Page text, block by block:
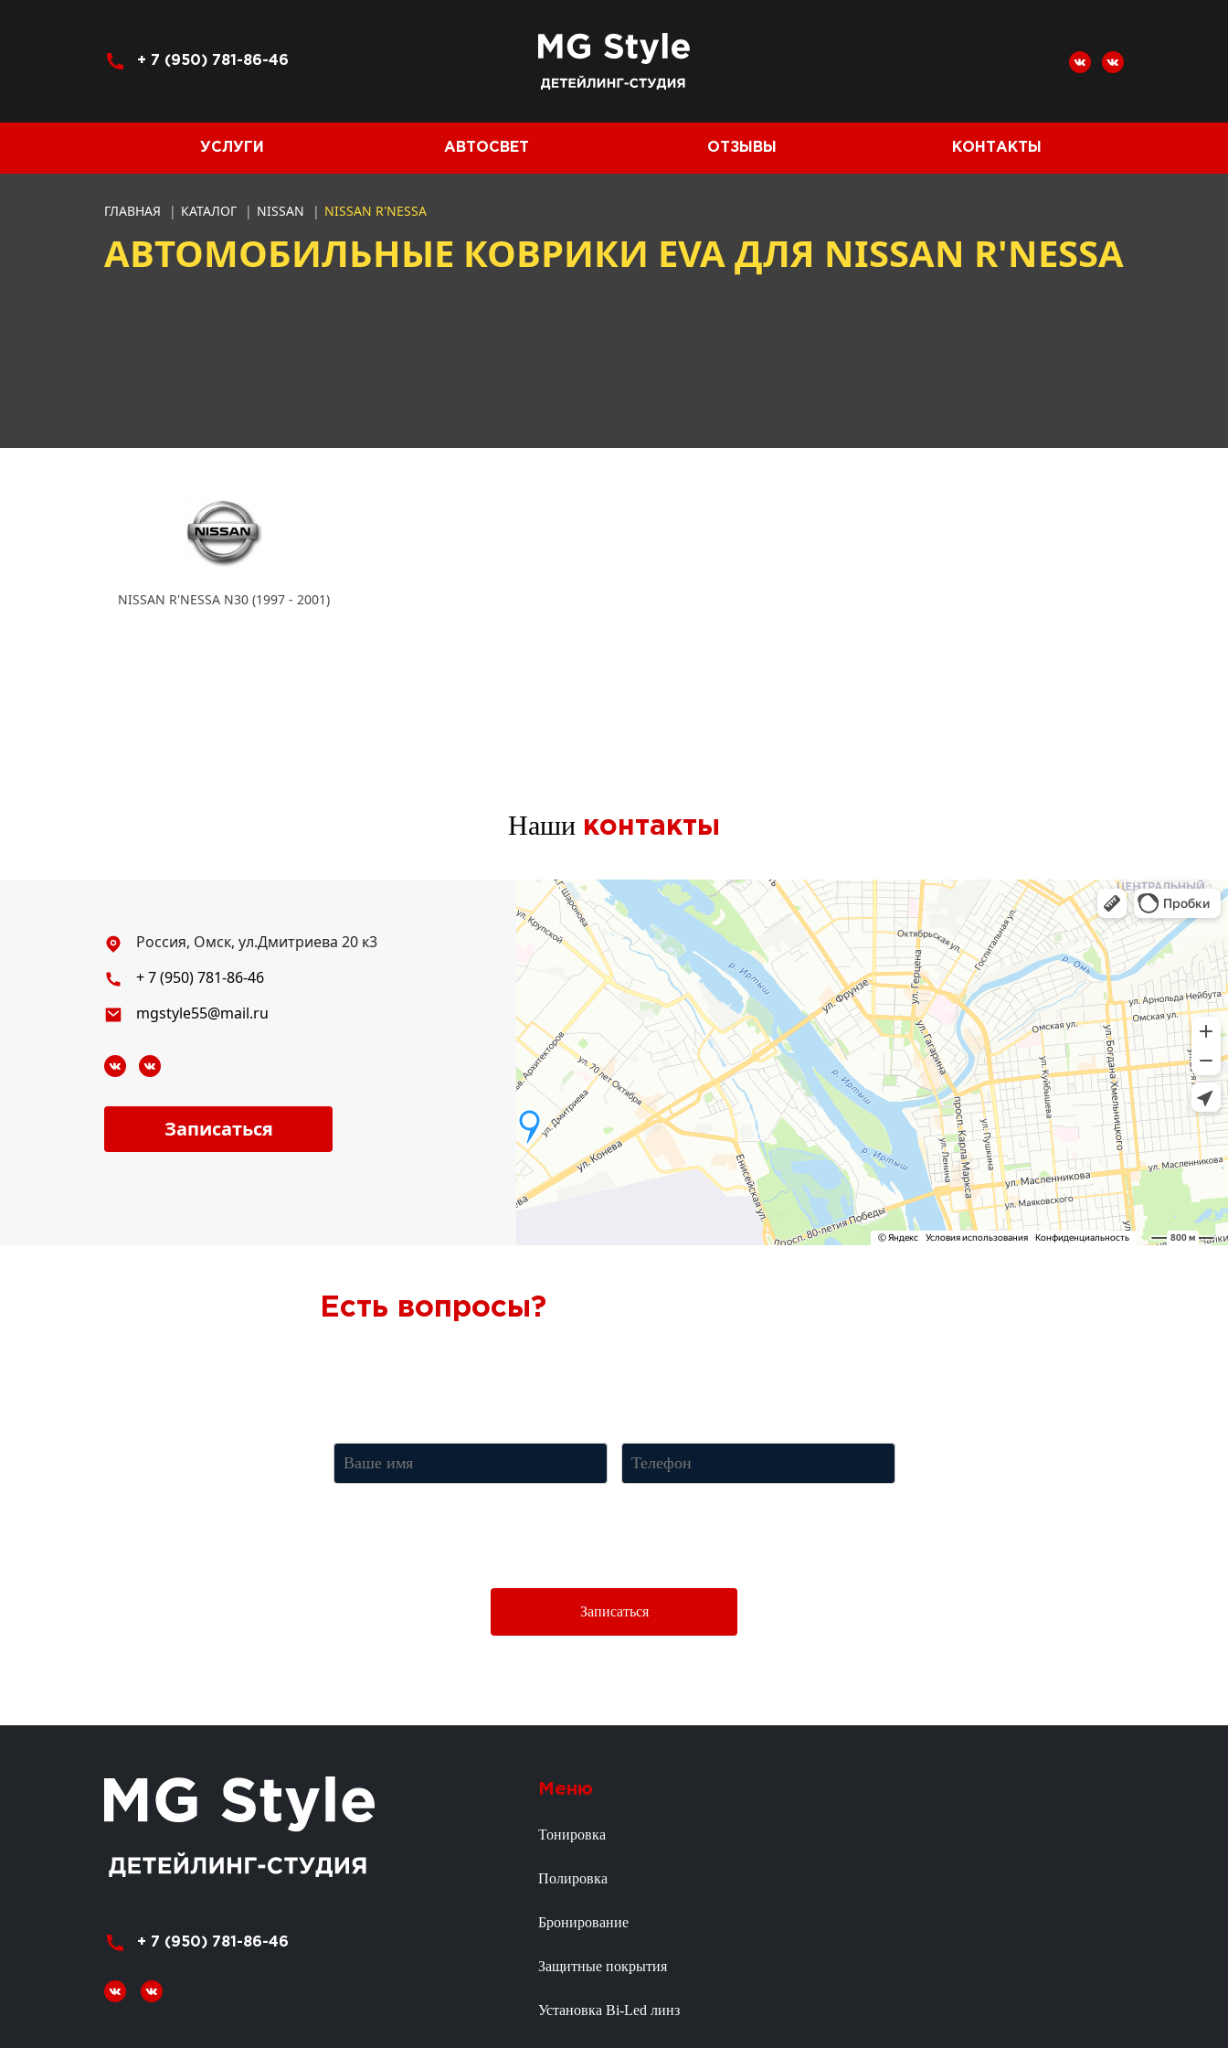
+ 7 (950) 781-86-46
УСЛУГИ АВТОСВЕТ ОТЗЫВЫ КОНТАКТЫ
ГЛАВНАЯ | КАТАЛОГ | NISSAN | NISSAN R'NESSA
АВТОМОБИЛЬНЫЕ КОВРИКИ EVA ДЛЯ NISSAN R'NESSA
NISSAN R'NESSA N30 (1997 - 2001)
Наши контакты
Россия, Омск, ул.Дмитриева 20 к3
+ 7 (950) 781-86-46
mgstyle55@mail.ru
Записаться
Есть вопросы?
Записаться
+ 7 (950) 781-86-46
Меню
Тонировка
Полировка
Бронирование
Защитные покрытия
Установка Bi-Led линз